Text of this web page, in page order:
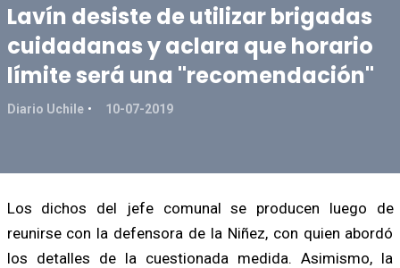
Lavín desiste de utilizar brigadas
cuidadanas y aclara que horario
límite será una "recomendación"
Diario Uchile 10-07-2019
Los dichos del jefe comunal se producen luego de
reunirse con la defensora de la Niñez, con quien abordó
los detalles de la cuestionada medida. Asimismo, la